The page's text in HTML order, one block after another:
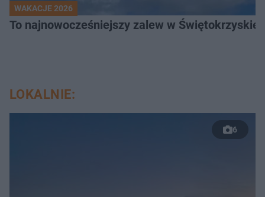
WAKACJE 2026
To najnowocześniejszy zalew w
LOKALNIE:
6